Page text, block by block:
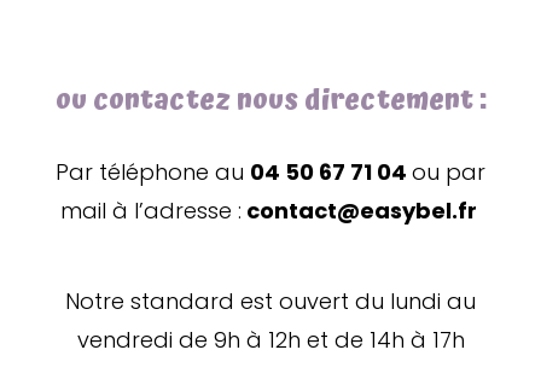
ou contactez nous directement :
Par téléphone au 04 50 67 71 04 ou par
mail à l’adresse : contact@easybel.fr
Notre standard est ouvert du lundi au
vendredi de 9h à 12h et de 14h à 17h